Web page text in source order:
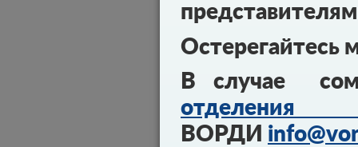
Остерегайтесь
В случае
отделения
ВОРДИ